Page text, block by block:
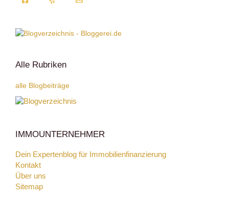
Alle Rubriken
alle Blogbeiträge
IMMOUNTERNEHMER
Dein Expertenblog für Immobilienfinanzierung
Kontakt
Über uns
Sitemap